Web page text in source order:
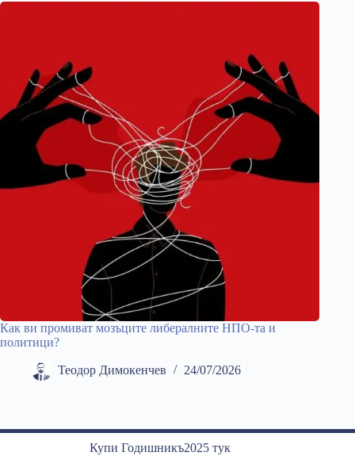
Как ви промиват мозъците либералните НПО-та и
политици?
Теодор Димокенчев 24/07/2026
Купи Годишникъ2025 тук